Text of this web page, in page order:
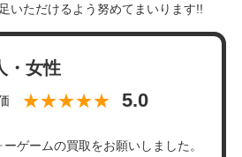
いただけるよう努めてまいります!!
・女性
★★★★★
ゲームの買取をお願いしました。